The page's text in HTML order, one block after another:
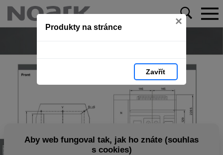
Produkty na stránce ×
Zavřít
Aby web fungoval tak, jak ho znáte (souhlas
s cookies)